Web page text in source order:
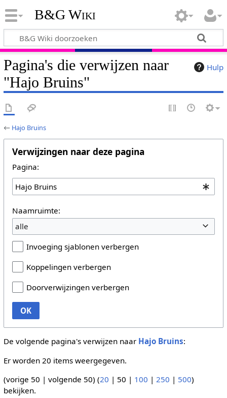
B&G Wiki
Hulp
Pagina's die verwijzen naar
"Hajo Bruins"
← Hajo Bruins
Verwijzingen naar deze pagina
Pagina:
Naamruimte:
alle
Invoeging sjablonen verbergen
Koppelingen verbergen
Doorverwijzingen verbergen
OK
De volgende pagina's verwijzen naar Hajo Bruins:
Er worden 20 items weergegeven.
(vorige 50 | volgende 50) (20 | 50 | 100 | 250 | 500)
bekijken.